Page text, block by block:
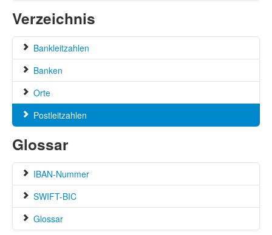
Verzeichnis
Bankleitzahlen
Banken
Orte
Postleitzahlen
Glossar
IBAN-Nummer
SWIFT-BIC
Glossar